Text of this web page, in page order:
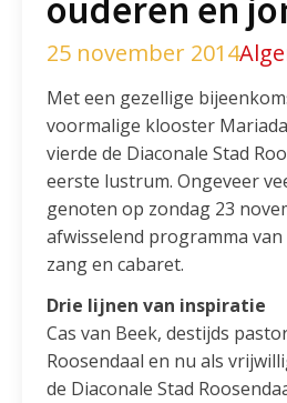
ouderen en
25 november 2014
Met een gezellige
voormalige klooster
vierde de Diaconale Stad
eerste lustrum. Ongeveer
genoten op zondag 23
afwisselend programma
zang en cabaret.
Drie lijnen van inspiratie
Cas van Beek, destijds
Roosendaal en nu als
de Diaconale Stad